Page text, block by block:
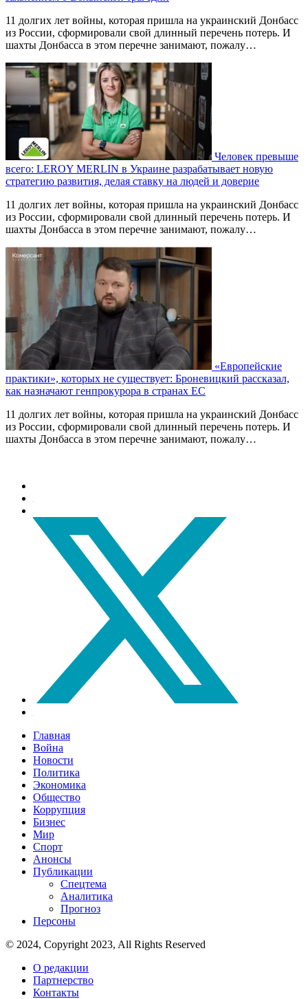
11 долгих лет войны, которая пришла на украинский Донбасс
из России, сформировали свой длинный перечень потерь. И
шахты Донбасса в этом перечне занимают, пожалу…
Человек превыше
всего: LEROY MERLIN в Украине разрабатывает новую
стратегию развития, делая ставку на людей и доверие
11 долгих лет войны, которая пришла на украинский Донбасс
из России, сформировали свой длинный перечень потерь. И
шахты Донбасса в этом перечне занимают, пожалу…
«Европейские
практики», которых не существует: Броневицкий рассказал,
как назначают генпрокурора в странах ЕС
11 долгих лет войны, которая пришла на украинский Донбасс
из России, сформировали свой длинный перечень потерь. И
шахты Донбасса в этом перечне занимают, пожалу…
Главная
Война
Новости
Политика
Экономика
Общество
Коррупция
Бизнес
Мир
Спорт
Анонсы
Публикации
Спецтема
Аналитика
Прогноз
Персоны
© 2024, Copyright 2023, All Rights Reserved
О редакции
Партнерство
Контакты